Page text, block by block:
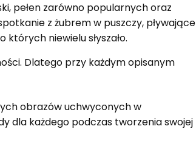
pełen zarówno popularnych oraz
z żubrem w puszczy, pływające
niewielu słyszało.
Dlatego przy każdym opisanym
obrazów uchwyconych w
dla każdego podczas tworzenia swojej